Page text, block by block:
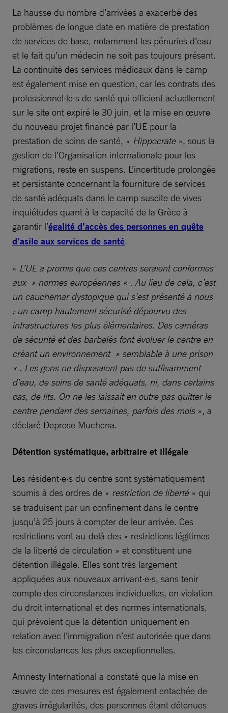
La hausse du nombre d’arrivées a exacerbé des
problèmes de longue date en matière de prestation
de services de base, notamment les pénuries d’eau
et le fait qu’un médecin ne soit pas toujours présent.
La continuité des services médicaux dans le camp
est également mise en question, car les contrats des
professionnel·le·s de santé qui officient actuellement
sur le site ont expiré le 30 juin, et la mise en œuvre
du nouveau projet financé par l’UE pour la
prestation de soins de santé, « Hippocrate», sous la
gestion de l’Organisation internationale pour les
migrations, reste en suspens. L’incertitude prolongée
et persistante concernant la fourniture de services
de santé adéquats dans le camp suscite de vives
inquiétudes quant à la capacité de la Grèce à
garantir l’égalité d’accès des personnes en quête
d’asile aux services de santé.
« L’UE a promis que ces centres seraient conformes
aux » normes européennes « . Au lieu de cela, c’est
un cauchemar dystopique qui s’est présenté à nous
: un camp hautement sécurisé dépourvu des
infrastructures les plus élémentaires. Des caméras
de sécurité et des barbelés font évoluer le centre en
créant un environnement » semblable à une prison
« . Les gens ne disposaient pas de suffisamment
d’eau, de soins de santé adéquats, ni, dans certains
cas, de lits. On ne les laissait en outre pas quitter le
centre pendant des semaines, parfois des mois », a
déclaré Deprose Muchena.
Détention systématique, arbitraire et illégale
Les résident·e·s du centre sont systématiquement
soumis à des ordres de « restriction de liberté» qui
se traduisent par un confinement dans le centre
jusqu’à 25 jours à compter de leur arrivée. Ces
restrictions vont au-delà des « restrictions légitimes
de la liberté de circulation » et constituent une
détention illégale. Elles sont très largement
appliquées aux nouveaux arrivant·e·s, sans tenir
compte des circonstances individuelles, en violation
du droit international et des normes internationals,
qui prévoient que la détention uniquement en
relation avec l’immigration n’est autorisée que dans
les circonstances les plus exceptionnelles.
Amnesty International a constaté que la mise en
œuvre de ces mesures est également entachée de
graves irrégularités, des personnes étant détenues